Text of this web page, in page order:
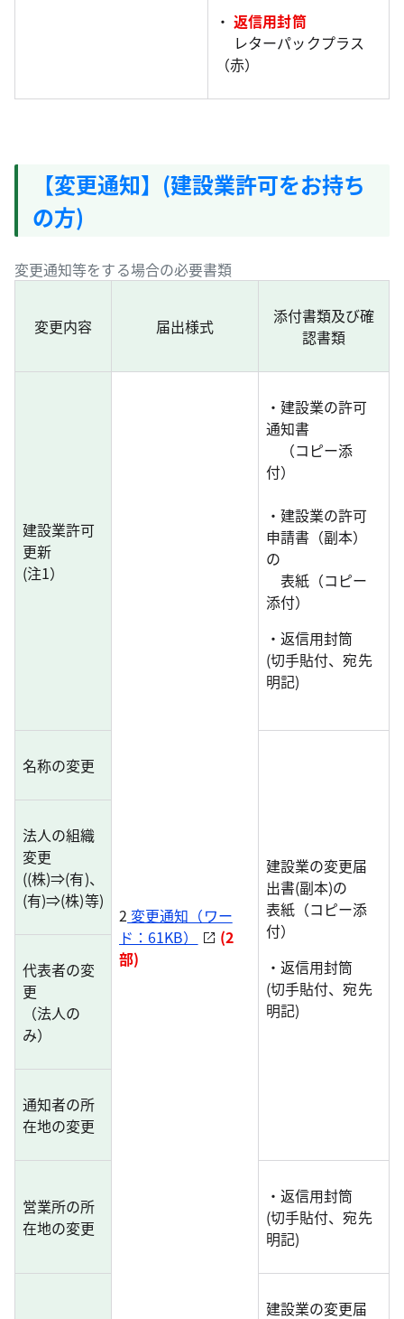
・ 返信用封筒
レターパックプラス
（赤）
【変更通知】(建設業許可をお持ち
の方)
変更通知等をする場合の必要書類
変更内容 届出様式
添付書類及び確
認書類
建設業許可
更新
(注1）
2 変更通知（ワー
ド：61KB）
(2
部)
・建設業の許可
通知書
（コピー添
付）
・建設業の許可
申請書（副本）
の
表紙（コピー
添付）
・返信用封筒
(切手貼付、宛先
明記)
名称の変更
建設業の変更届
出書(副本)の
表紙（コピー添
付）
・返信用封筒
(切手貼付、宛先
明記)
法人の組織
変更
((株)⇒(有)、
(有)⇒(株)等)
代表者の変
更
（法人の
み）
通知者の所
在地の変更
営業所の所
在地の変更
・返信用封筒
(切手貼付、宛先
明記)
建設業の変更届